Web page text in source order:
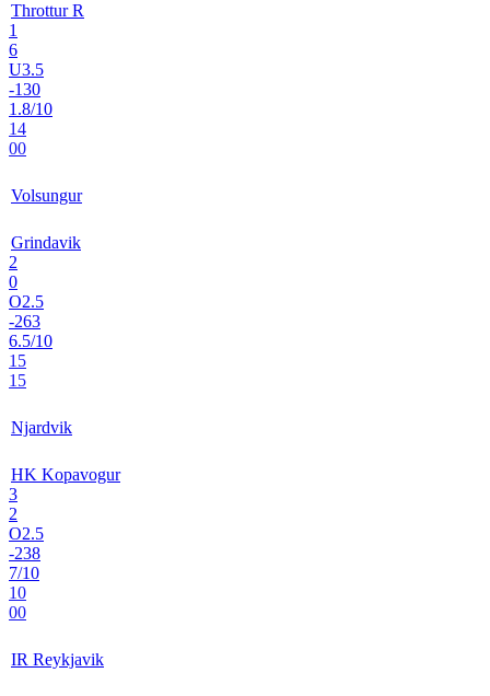
Throttur R
1
6
U3.5
-130
1.8/10
14
00
Volsungur
Grindavik
2
0
O2.5
-263
6.5/10
15
15
Njardvik
HK Kopavogur
3
2
O2.5
-238
7/10
10
00
IR Reykjavik